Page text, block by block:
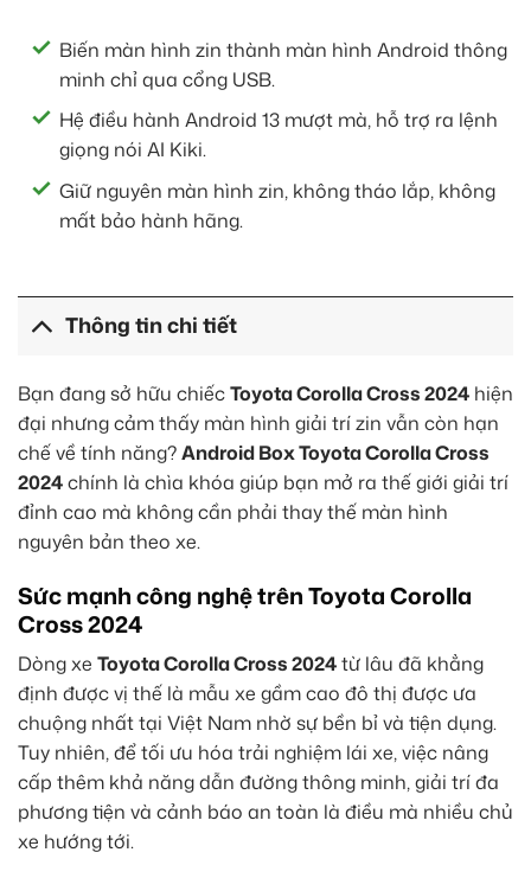
Biến màn hình zin thành màn hình Android thông
minh chỉ qua cổng USB.
Hệ điều hành Android 13 mượt mà, hỗ trợ ra lệnh
giọng nói AI Kiki.
Giữ nguyên màn hình zin, không tháo lắp, không
mất bảo hành hãng.
Thông tin chi tiết
Bạn đang sở hữu chiếcToyota Corolla Cross 2024 hiện
đại nhưng cảm thấy màn hình giải trí zin vẫn còn hạn
chế về tính năng?Android Box Toyota Corolla Cross
2024chính là chìa khóa giúp bạn mở ra thế giới giải trí
đỉnh cao mà không cần phải thay thế màn hình
nguyên bản theo xe.
Sức mạnh công nghệ trên Toyota Corolla
Cross 2024
Dòng xe Toyota Corolla Cross 2024từ lâu đã khẳng
định được vị thế là mẫu xe gầm cao đô thị được ưa
chuộng nhất tại Việt Nam nhờ sự bền bỉ và tiện dụng.
Tuy nhiên, để tối ưu hóa trải nghiệm lái xe, việc nâng
cấp thêm khả năng dẫn đường thông minh, giải trí đa
phương tiện và cảnh báo an toàn là điều mà nhiều chủ
xe hướng tới.